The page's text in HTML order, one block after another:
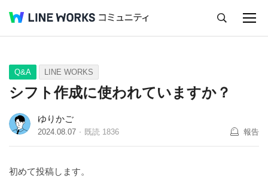
Q&A Tips Ideas
Q&A LINE WORKS
シフト作成に使われていますか？
ゆりかご
2024.08.07 既読 1836 報告
初めて投稿します。